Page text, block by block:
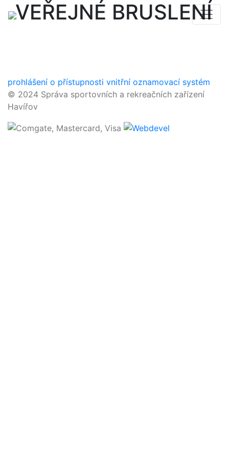
VEŘEJNÉ BRUSLENÍ
prohlášení o přístupnosti vnitřní oznamovací systém
© 2024 Správa sportovních a rekreačních zařízení
Havířov